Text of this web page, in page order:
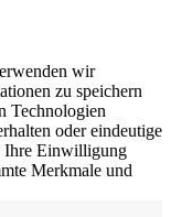
wir
zu speichern
Technologien
oder eindeutige
Ihre Einwilligung
Merkmale und